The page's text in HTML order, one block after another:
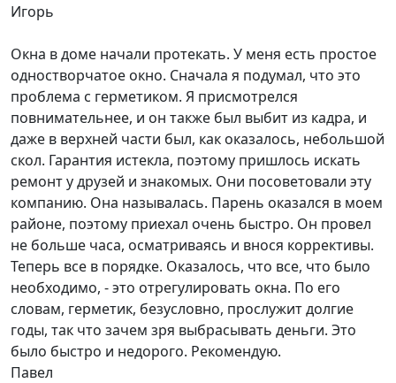
Игорь
Окна в доме начали протекать. У меня есть простое
одностворчатое окно. Сначала я подумал, что это
проблема с герметиком. Я присмотрелся
повнимательнее, и он также был выбит из кадра, и
даже в верхней части был, как оказалось, небольшой
скол. Гарантия истекла, поэтому пришлось искать
ремонт у друзей и знакомых. Они посоветовали эту
компанию. Она называлась. Парень оказался в моем
районе, поэтому приехал очень быстро. Он провел
не больше часа, осматриваясь и внося коррективы.
Теперь все в порядке. Оказалось, что все, что было
необходимо, - это отрегулировать окна. По его
словам, герметик, безусловно, прослужит долгие
годы, так что зачем зря выбрасывать деньги. Это
было быстро и недорого. Рекомендую.
Павел